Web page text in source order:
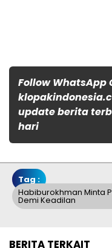
Follow WhatsApp
update berita
hari
Tag :
Habiburokhman Minta
Demi Keadilan
BERITA TERKAIT